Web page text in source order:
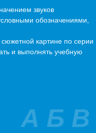
звуков
обозначениями,
картине по серии
и выполнять учебную
А Б В